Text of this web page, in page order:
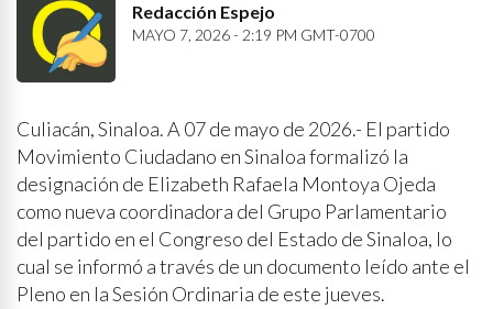
Redacción Espejo
MAYO 7, 2026 - 2:19 PM GMT-0700
Culiacán, Sinaloa. A 07 de mayo de 2026.- El partido
Movimiento Ciudadano en Sinaloa formalizó la
designación de Elizabeth Rafaela Montoya Ojeda
como nueva coordinadora del Grupo Parlamentario
del partido en el Congreso del Estado de Sinaloa, lo
cual se informó a través de un documento leído ante el
Pleno en la Sesión Ordinaria de este jueves.